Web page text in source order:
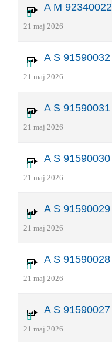
A M 92340022
21 maj 2026
A S 91590032
21 maj 2026
A S 91590031
21 maj 2026
A S 91590030
21 maj 2026
A S 91590029
21 maj 2026
A S 91590028
21 maj 2026
A S 91590027
21 maj 2026